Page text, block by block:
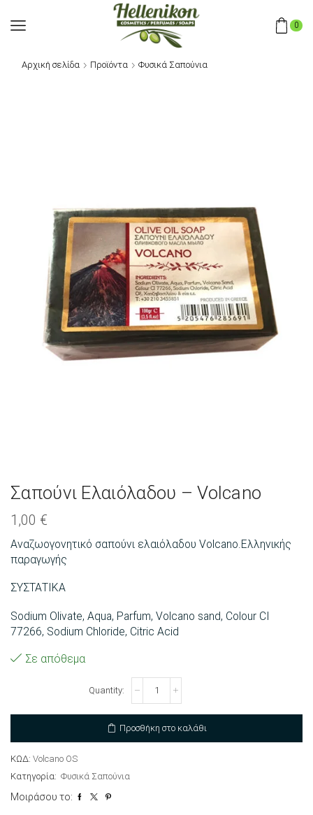
0
Αρχική σελίδα Προϊόντα Φυσικά Σαπούνια
Σαπούνι Ελαιόλαδου – Volcano
1,00 €
Αναζωογονητικό σαπούνι ελαιόλαδου Volcano.Ελληνικής
παραγωγής
ΣΥΣΤΑΤΙΚΑ
Sodium Olivate, Aqua, Parfum, Volcano sand, Colour CI
77266, Sodium Chloride, Citric Acid
Σε απόθεμα
Ελαιόλαδου
ποσότητα
Προσθήκη στο καλάθι
ΚΩΔ: Volcano OS
Κατηγορία: Φυσικά Σαπούνια
Μοιράσου το: